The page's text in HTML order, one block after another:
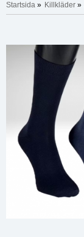
Startsida » Killkläder »